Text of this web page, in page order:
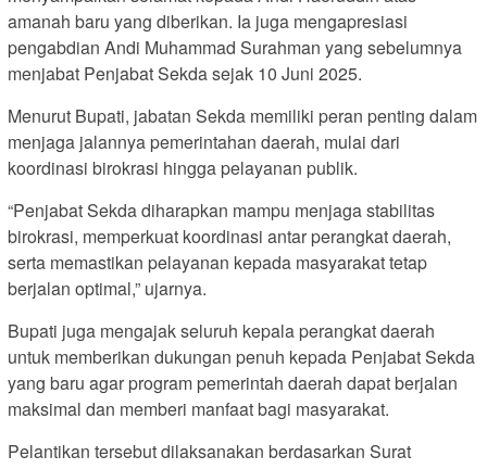
amanah baru yang diberikan. Ia juga mengapresiasi
pengabdian Andi Muhammad Surahman yang sebelumnya
menjabat Penjabat Sekda sejak 10 Juni 2025.
Menurut Bupati, jabatan Sekda memiliki peran penting dalam
menjaga jalannya pemerintahan daerah, mulai dari
koordinasi birokrasi hingga pelayanan publik.
“Penjabat Sekda diharapkan mampu menjaga stabilitas
birokrasi, memperkuat koordinasi antar perangkat daerah,
serta memastikan pelayanan kepada masyarakat tetap
berjalan optimal,” ujarnya.
Bupati juga mengajak seluruh kepala perangkat daerah
untuk memberikan dukungan penuh kepada Penjabat Sekda
yang baru agar program pemerintah daerah dapat berjalan
maksimal dan memberi manfaat bagi masyarakat.
Pelantikan tersebut dilaksanakan berdasarkan Surat